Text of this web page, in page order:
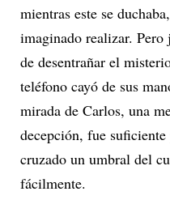
mientras este se
imaginado realizar. Pero
de desentrañar el
teléfono cayó de sus
mirada de Carlos, una
decepción, fue
cruzado un umbral del
fácilmente.